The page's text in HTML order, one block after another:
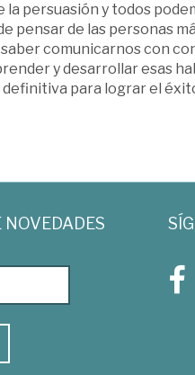
persuasión y todos
pensar de las personas
comunicarnos con
y desarrollar esas
para lograr el
NOVEDADES